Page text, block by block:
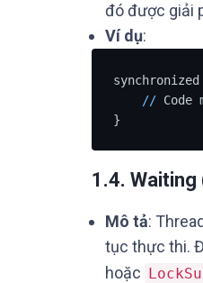
đó được giải
Ví dụ:
// Code
}
1.4.
Mô tả:
tục thực thi.
hoặc